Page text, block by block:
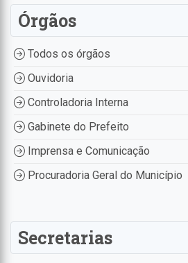
Órgãos
Todos os órgãos
Ouvidoria
Controladoria Interna
Gabinete do Prefeito
Imprensa e Comunicação
Procuradoria Geral do Município
Secretarias